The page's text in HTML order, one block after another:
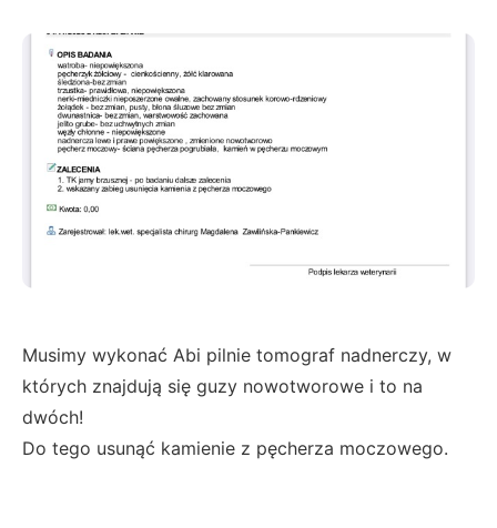
Musimy wykonać Abi pilnie tomograf nadnerczy, w
których znajdują się guzy nowotworowe i to na
dwóch!
Do tego usunąć kamienie z pęcherza moczowego.